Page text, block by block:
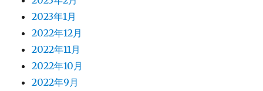
2023年1月
2022年12月
2022年11月
2022年10月
2022年9月